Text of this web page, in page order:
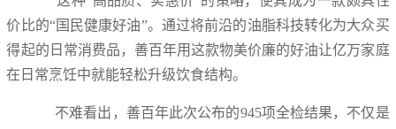
价比的“国民健康好油”。通过将前沿的油脂科技转化为大众买
得起的日常消费品，善百年用这款物美价廉的好油让亿万家庭
在日常烹饪中就能轻松升级饮食结构。
不难看出，善百年此次公布的945项全检结果，不仅是